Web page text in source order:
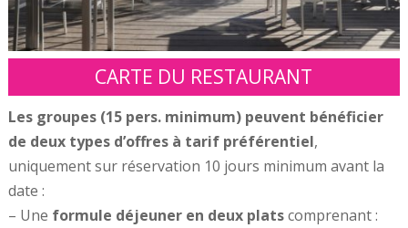
CARTE DU RESTAURANT
Les groupes (15 pers. minimum) peuvent bénéficier
de deux types d’offres à tarif préférentiel,
uniquement sur réservation 10 jours minimum avant la
date :
– Une formule déjeuner en deux platscomprenant :